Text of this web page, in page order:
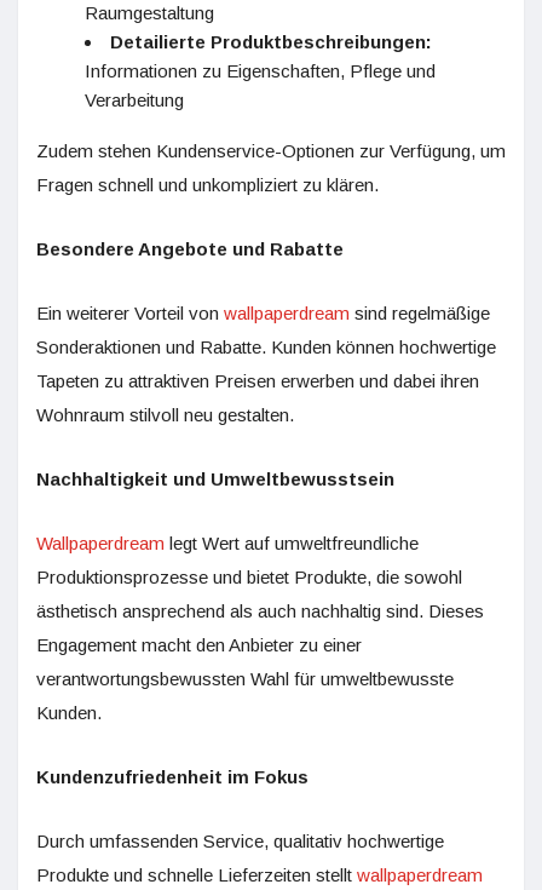
Raumgestaltung
Detailierte Produktbeschreibungen:
Informationen zu Eigenschaften, Pflege und
Verarbeitung
Zudem stehen Kundenservice-Optionen zur Verfügung, um
Fragen schnell und unkompliziert zu klären.
Besondere Angebote und Rabatte
Ein weiterer Vorteil von wallpaperdream sind regelmäßige
Sonderaktionen und Rabatte. Kunden können hochwertige
Tapeten zu attraktiven Preisen erwerben und dabei ihren
Wohnraum stilvoll neu gestalten.
Nachhaltigkeit und Umweltbewusstsein
Wallpaperdream legt Wert auf umweltfreundliche
Produktionsprozesse und bietet Produkte, die sowohl
ästhetisch ansprechend als auch nachhaltig sind. Dieses
Engagement macht den Anbieter zu einer
verantwortungsbewussten Wahl für umweltbewusste
Kunden.
Kundenzufriedenheit im Fokus
Durch umfassenden Service, qualitativ hochwertige
Produkte und schnelle Lieferzeiten stellt wallpaperdream